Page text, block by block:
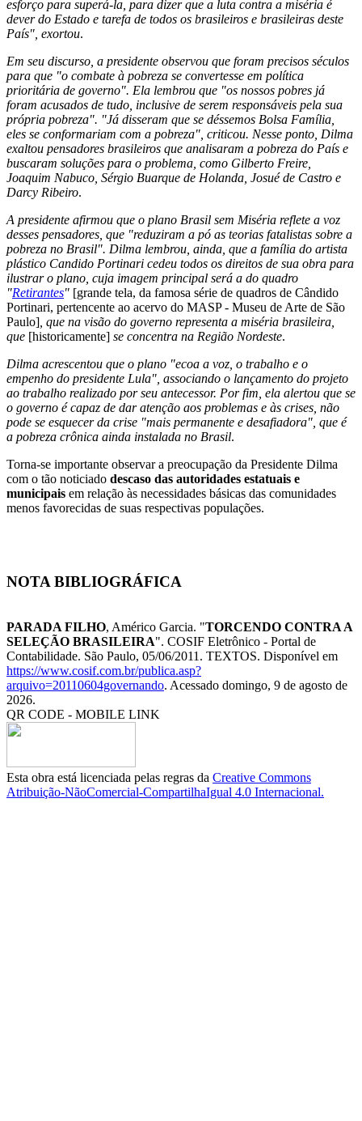
esforço para superá-la, para dizer que a luta contra a miséria é
dever do Estado e tarefa de todos os brasileiros e brasileiras deste
País", exortou.
Em seu discurso, a presidente observou que foram precisos séculos
para que "o combate à pobreza se convertesse em política
prioritária de governo". Ela lembrou que "os nossos pobres já
foram acusados de tudo, inclusive de serem responsáveis pela sua
própria pobreza". "Já disseram que se déssemos Bolsa Família,
eles se conformariam com a pobreza", criticou. Nesse ponto, Dilma
exaltou pensadores brasileiros que analisaram a pobreza do País e
buscaram soluções para o problema, como Gilberto Freire,
Joaquim Nabuco, Sérgio Buarque de Holanda, Josué de Castro e
Darcy Ribeiro.
A presidente afirmou que o plano Brasil sem Miséria reflete a voz
desses pensadores, que "reduziram a pó as teorias fatalistas sobre a
pobreza no Brasil". Dilma lembrou, ainda, que a família do artista
plástico Candido Portinari cedeu todos os direitos de sua obra para
ilustrar o plano, cuja imagem principal será a do quadro
"Retirantes" [grande tela, da famosa série de quadros de Cândido
Portinari, pertencente ao acervo do MASP - Museu de Arte de São
Paulo] , que na visão do governo representa a miséria brasileira,
que [historicamente] se concentra na Região Nordeste.
Dilma acrescentou que o plano "ecoa a voz, o trabalho e o
empenho do presidente Lula", associando o lançamento do projeto
ao trabalho realizado por seu antecessor. Por fim, ela alertou que se
o governo é capaz de dar atenção aos problemas e às crises, não
pode se esquecer da crise "mais permanente e desafiadora", que é
a pobreza crônica ainda instalada no Brasil.
Torna-se importante observar a preocupação da Presidente Dilma
com o tão noticiado descaso das autoridades estatuais e
municipais em relação às necessidades básicas das comunidades
menos favorecidas de suas respectivas populações.
NOTA BIBLIOGRÁFICA
PARADA FILHO, Américo Garcia. "TORCENDO CONTRA A
SELEÇÃO BRASILEIRA". COSIF Eletrônico - Portal de
Contabilidade. São Paulo, 05/06/2011. TEXTOS. Disponível em
https://www.cosif.com.br/publica.asp?
arquivo=20110604governando. Acessado domingo, 9 de agosto de
2026.
QR CODE - MOBILE LINK
Esta obra está licenciada pelas regras da Creative Commons
Atribuição-NãoComercial-CompartilhaIgual 4.0 Internacional.